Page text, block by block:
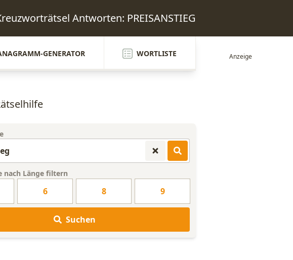
Antworten: PREISANSTIEG
GENERATOR WORTLISTE
nach Länge filtern
6 8 9
Suchen